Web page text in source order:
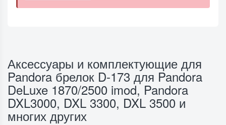
Аксессуары и комплектующие для
Pandora брелок D-173 для Pandora
DeLuxe 1870/2500 imod, Pandora
DXL3000, DXL 3300, DXL 3500 и
многих других